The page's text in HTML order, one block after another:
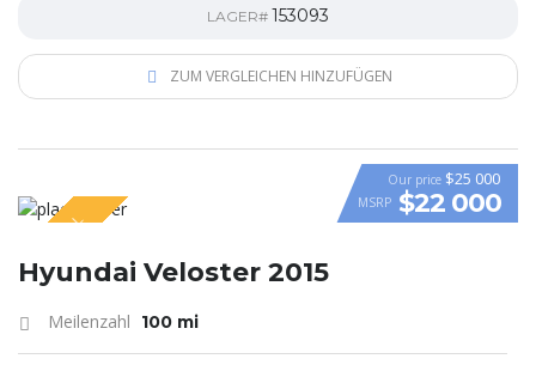
LAGER# 153093
ZUM VERGLEICHEN HINZUFÜGEN
VIDEO
SPECIAL
Our price $25 000
MSRP $22 000
Hyundai Veloster 2015
Meilenzahl 100 mi